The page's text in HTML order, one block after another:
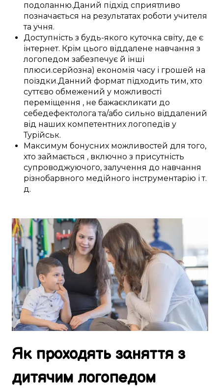
подоланню.Даний підхід сприятливо
позначається на результатах роботи учителя
та учня.
Доступність з будь-якого куточка світу, де є
інтернет. Крім цього віддалене навчання з
логопедом забезпечує й інші
плюси.серйозна) економія часу і грошей на
поїздки.Данний формат підходить тим, хто
суттєво обмежений у можливості
переміщення , не бажаєкликати до
себедефектолога та/або сильно віддалений
від наших компетентнихлогопедів у
Турійськ.
Максимум бонусних можливостей длятого,
хто займається , включно з присутність
супроводжуючого, залучення до навчання
різнобарвного медійного інструментарію і т.
д.
Як проходять заняття з
дитячим логопедом